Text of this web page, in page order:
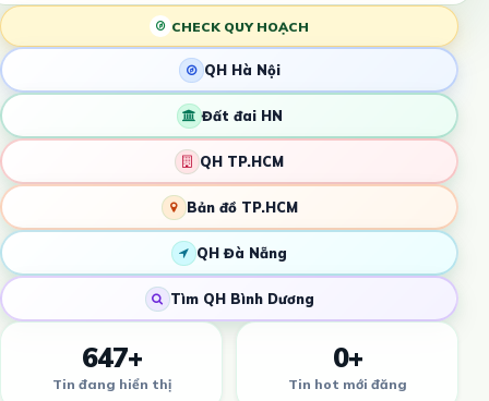
CHECK QUY HOẠCH
QH Hà Nội
Đất đai HN
QH TP.HCM
Bản đồ TP.HCM
QH Đà Nẵng
Tìm QH Bình Dương
647+
Tin đang hiển thị
0+
Tin hot mới đăng